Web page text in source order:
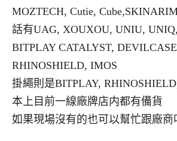
MOZTECH, Cutie,
話有UAG, XOUXOU, UNIU,
BITPLAY CATALYST,
RHINOSHIELD, IMOS
掛繩則是BITPLAY,
本上目前一線廠牌店内都有備貨
如果現場沒有的也可以幫忙跟廠商